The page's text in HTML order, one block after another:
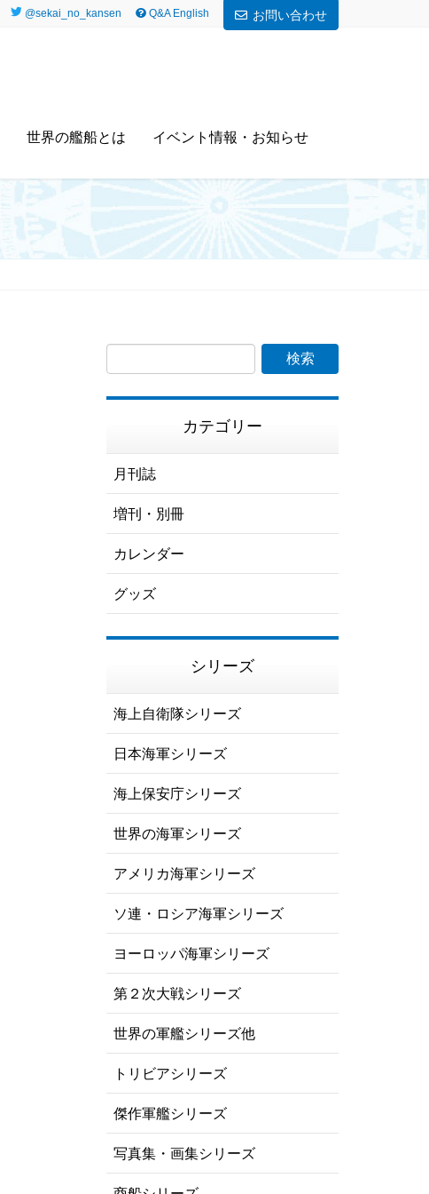
@sekai_no_kansen Q&A English お問い合わせ
世界の艦船とは イベント情報・お知らせ
カテゴリー
月刊誌
増刊・別冊
カレンダー
グッズ
シリーズ
海上自衛隊シリーズ
日本海軍シリーズ
海上保安庁シリーズ
世界の海軍シリーズ
アメリカ海軍シリーズ
ソ連・ロシア海軍シリーズ
ヨーロッパ海軍シリーズ
第２次大戦シリーズ
世界の軍艦シリーズ他
トリビアシリーズ
傑作軍艦シリーズ
写真集・画集シリーズ